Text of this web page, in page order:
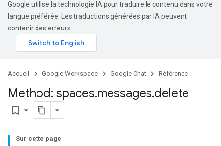
Google utilise la technologie IA pour traduire le contenu dans votre
langue préférée. Les traductions générées par IA peuvent
contenir des erreurs.
Accueil Google Workspace Google Chat Référence
Method: spaces.messages.delete
bookmark_border
Sur cette page